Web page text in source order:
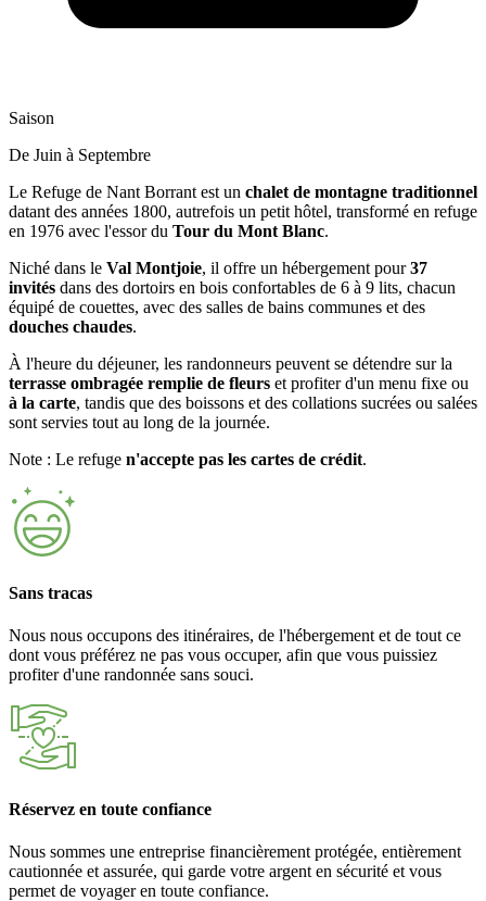
Saison
De Juin à Septembre
Le Refuge de Nant Borrant est un chalet de montagne traditionnel
datant des années 1800, autrefois un petit hôtel, transformé en refuge
en 1976 avec l'essor du Tour du Mont Blanc.
Niché dans le Val Montjoie, il offre un hébergement pour37
invités dans des dortoirs en bois confortables de 6 à 9 lits, chacun
équipé de couettes, avec des salles de bains communes et des
douches chaudes.
À l'heure du déjeuner, les randonneurs peuvent se détendre sur la
terrasse ombragée remplie de fleurs et profiter d'un menu fixe ou
à la carte, tandis que des boissons et des collations sucrées ou salées
sont servies tout au long de la journée.
Note : Le refuge n'accepte pas les cartes de crédit.
Sans tracas
Nous nous occupons des itinéraires, de l'hébergement et de tout ce
dont vous préférez ne pas vous occuper, afin que vous puissiez
profiter d'une randonnée sans souci.
Réservez en toute confiance
Nous sommes une entreprise financièrement protégée, entièrement
cautionnée et assurée, qui garde votre argent en sécurité et vous
permet de voyager en toute confiance.